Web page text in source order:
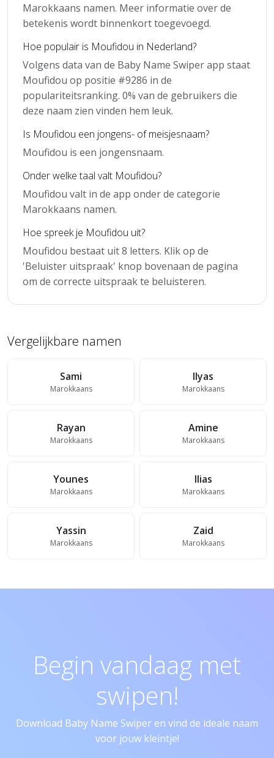
Marokkaans namen. Meer informatie over de
betekenis wordt binnenkort toegevoegd.
Hoe populair is Moufidou in Nederland?
Volgens data van de Baby Name Swiper app staat
Moufidou op positie #9286 in de
populariteitsranking. 0% van de gebruikers die
deze naam zien vinden hem leuk.
Is Moufidou een jongens- of meisjesnaam?
Moufidou is een jongensnaam.
Onder welke taal valt Moufidou?
Moufidou valt in de app onder de categorie
Marokkaans namen.
Hoe spreek je Moufidou uit?
Moufidou bestaat uit 8 letters. Klik op de
'Beluister uitspraak' knop bovenaan de pagina
om de correcte uitspraak te beluisteren.
Vergelijkbare namen
Sami
Marokkaans
Ilyas
Marokkaans
Rayan
Marokkaans
Amine
Marokkaans
Younes
Marokkaans
Ilias
Marokkaans
Yassin
Marokkaans
Zaid
Marokkaans
Begin vandaag met
swipen!
Download Baby Name Swiper en vind de ideale naam
voor jouw kleintje!